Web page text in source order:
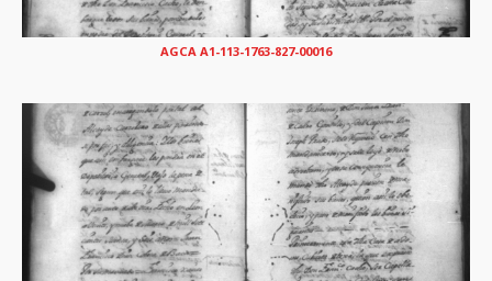
AGCA A1-113-1763-827-00016